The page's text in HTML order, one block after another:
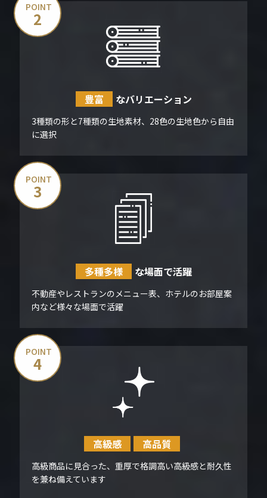
POINT
2
豊富 なバリエーション
3種類の形と7種類の生地素材、28色の生地色から自由
に選択
POINT
3
多種多様 な場面で活躍
不動産やレストランのメニュー表、ホテルのお部屋案
内など様々な場面で活躍
POINT
4
高級感 高品質
高級商品に見合った、重厚で格調高い高級感と耐久性
を兼ね備えています